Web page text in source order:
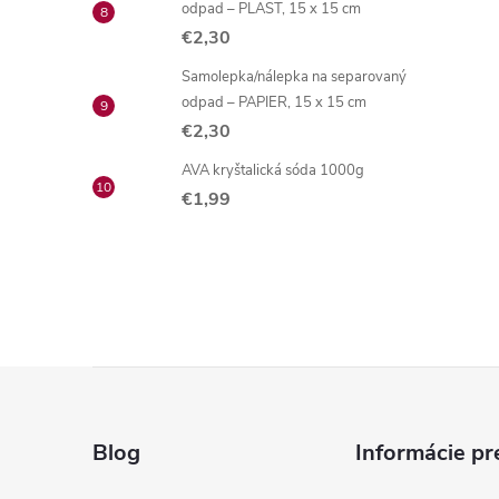
odpad – PLAST, 15 x 15 cm
€2,30
Samolepka/nálepka na separovaný
odpad – PAPIER, 15 x 15 cm
€2,30
AVA kryštalická sóda 1000g
€1,99
Blog Informácie